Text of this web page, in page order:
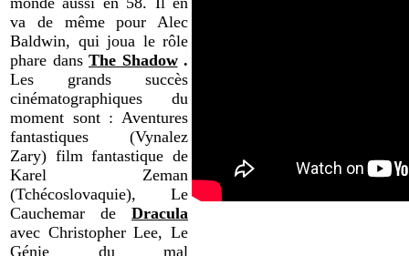
va de même pour Alec
Baldwin, qui joua le rôle
phare dans The Shadow.
Les grands succès
cinématographiques du
moment sont : Aventures
fantastiques (Vynalez
Zary) film fantastique de
Karel Zeman
(Tchécoslovaquie), Le
Cauchemar de Dracula
avec Christopher Lee, Le
Génie du mal